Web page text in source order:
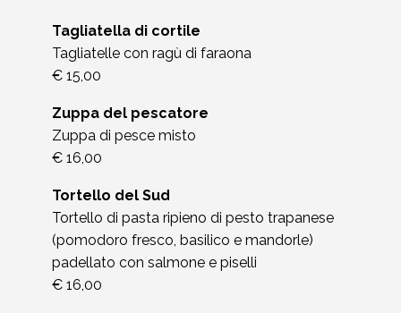
Tagliatella di cortile
Tagliatelle con ragù di faraona
€ 15,00
Zuppa del pescatore
Zuppa di pesce misto
€ 16,00
Tortello del Sud
Tortello di pasta ripieno di pesto trapanese
(pomodoro fresco, basilico e mandorle)
padellato con salmone e piselli
€ 16,00